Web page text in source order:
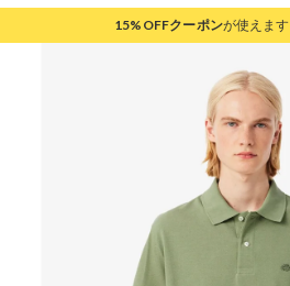
15%OFFクーポンが使えます